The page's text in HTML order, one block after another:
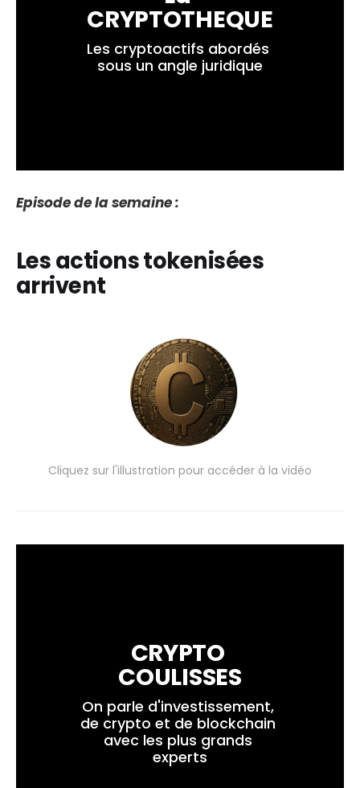
CRYPTOTHEQUE
Les cryptoactifs abordés
sous un angle juridique
Episode de la semaine :
Les actions tokenisées
arrivent
Cliquez sur l'illustration pour accéder à la vidéo
CRYPTO
COULISSES
On parle d'investissement,
de crypto et de blockchain
avec les plus grands
experts